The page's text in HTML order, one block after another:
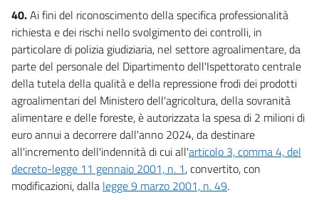
40.Ai fini del riconoscimento della specifica professionalità
richiesta e dei rischi nello svolgimento dei controlli, in
particolare di polizia giudiziaria, nel settore agroalimentare, da
parte del personale del Dipartimento dell'Ispettorato centrale
della tutela della qualità e della repressione frodi dei prodotti
agroalimentari del Ministero dell'agricoltura, della sovranità
alimentare e delle foreste, è autorizzata la spesa di 2 milioni di
euro annui a decorrere dall'anno 2024, da destinare
all'incremento dell'indennità di cui all'articolo 3, comma 4, del
decreto-legge 11 gennaio 2001, n. 1, convertito, con
modificazioni, dalla legge 9 marzo 2001, n. 49.